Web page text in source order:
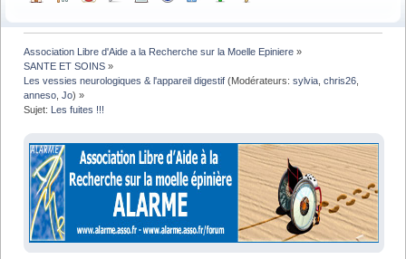
Association Libre d'Aide a la Recherche sur la Moelle Epiniere »
SANTE ET SOINS »
Les vessies neurologiques & l'appareil digestif (Modérateurs:sylvia ,chris26
anneso ,Jo) »
Sujet: Les fuites !!!